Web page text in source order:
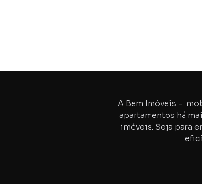
A Bem Imóveis -
apartamentos há
imóveis. Seja para